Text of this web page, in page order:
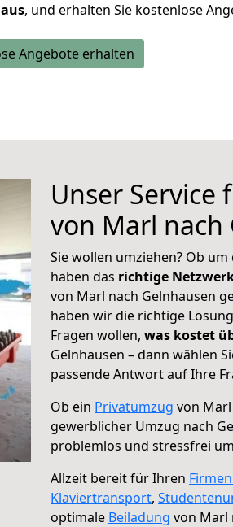
, und erhalten Sie kostenlose
Angebote erhalten
Unser Service
von Marl nach
Sie wollen umziehen? Ob
haben das richtige
von Marl nach Gelnhausen
haben wir die richtige
Fragen wollen, was kostet
Gelnhausen – dann wählen
passende Antwort auf Ihre
Ob ein Privatumzug von
gewerblicher Umzug nach
problemlos und stressfrei
Allzeit bereit für Ihren
Klaviertransport,
optimale Beiladung von Marl